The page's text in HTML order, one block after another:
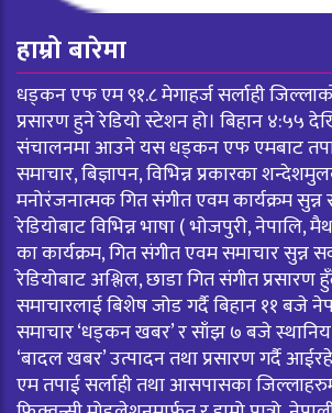
हाम्रो बारेमा
धड्कन एफ एम ९१.८ मेगाहर्ज सर्लाही
प्रसारण हुने रेडियो स्टेशन हो। बिहान ४:५५
संचालनमा आउने यस धड्कन एफ एमबाट
समाचार, बिज्ञापन, विभिन्न प्रकारका
मनोरंजनात्मक गित संगीत एवम कार्यक्रम
रेडियोबाट विभिन्न भाषा ( भोजपुरी, नेपालि,
का कार्यक्रम, गित संगीत एवम समाचार सुन्न
रेडियोबाट अश्लिल, छाडा गित संगीत प्रसारण
समाचारलाई बिशेष जोड गर्दै बिहान ११ बजे
समाचार ‘धड्कन खबर’ र साँझ ७ बजे स्थानिय
‘बादल खबर’ उत्पादन तथा प्रसारण गर्दै
एम तपाई सर्लाही तथा आसपासका